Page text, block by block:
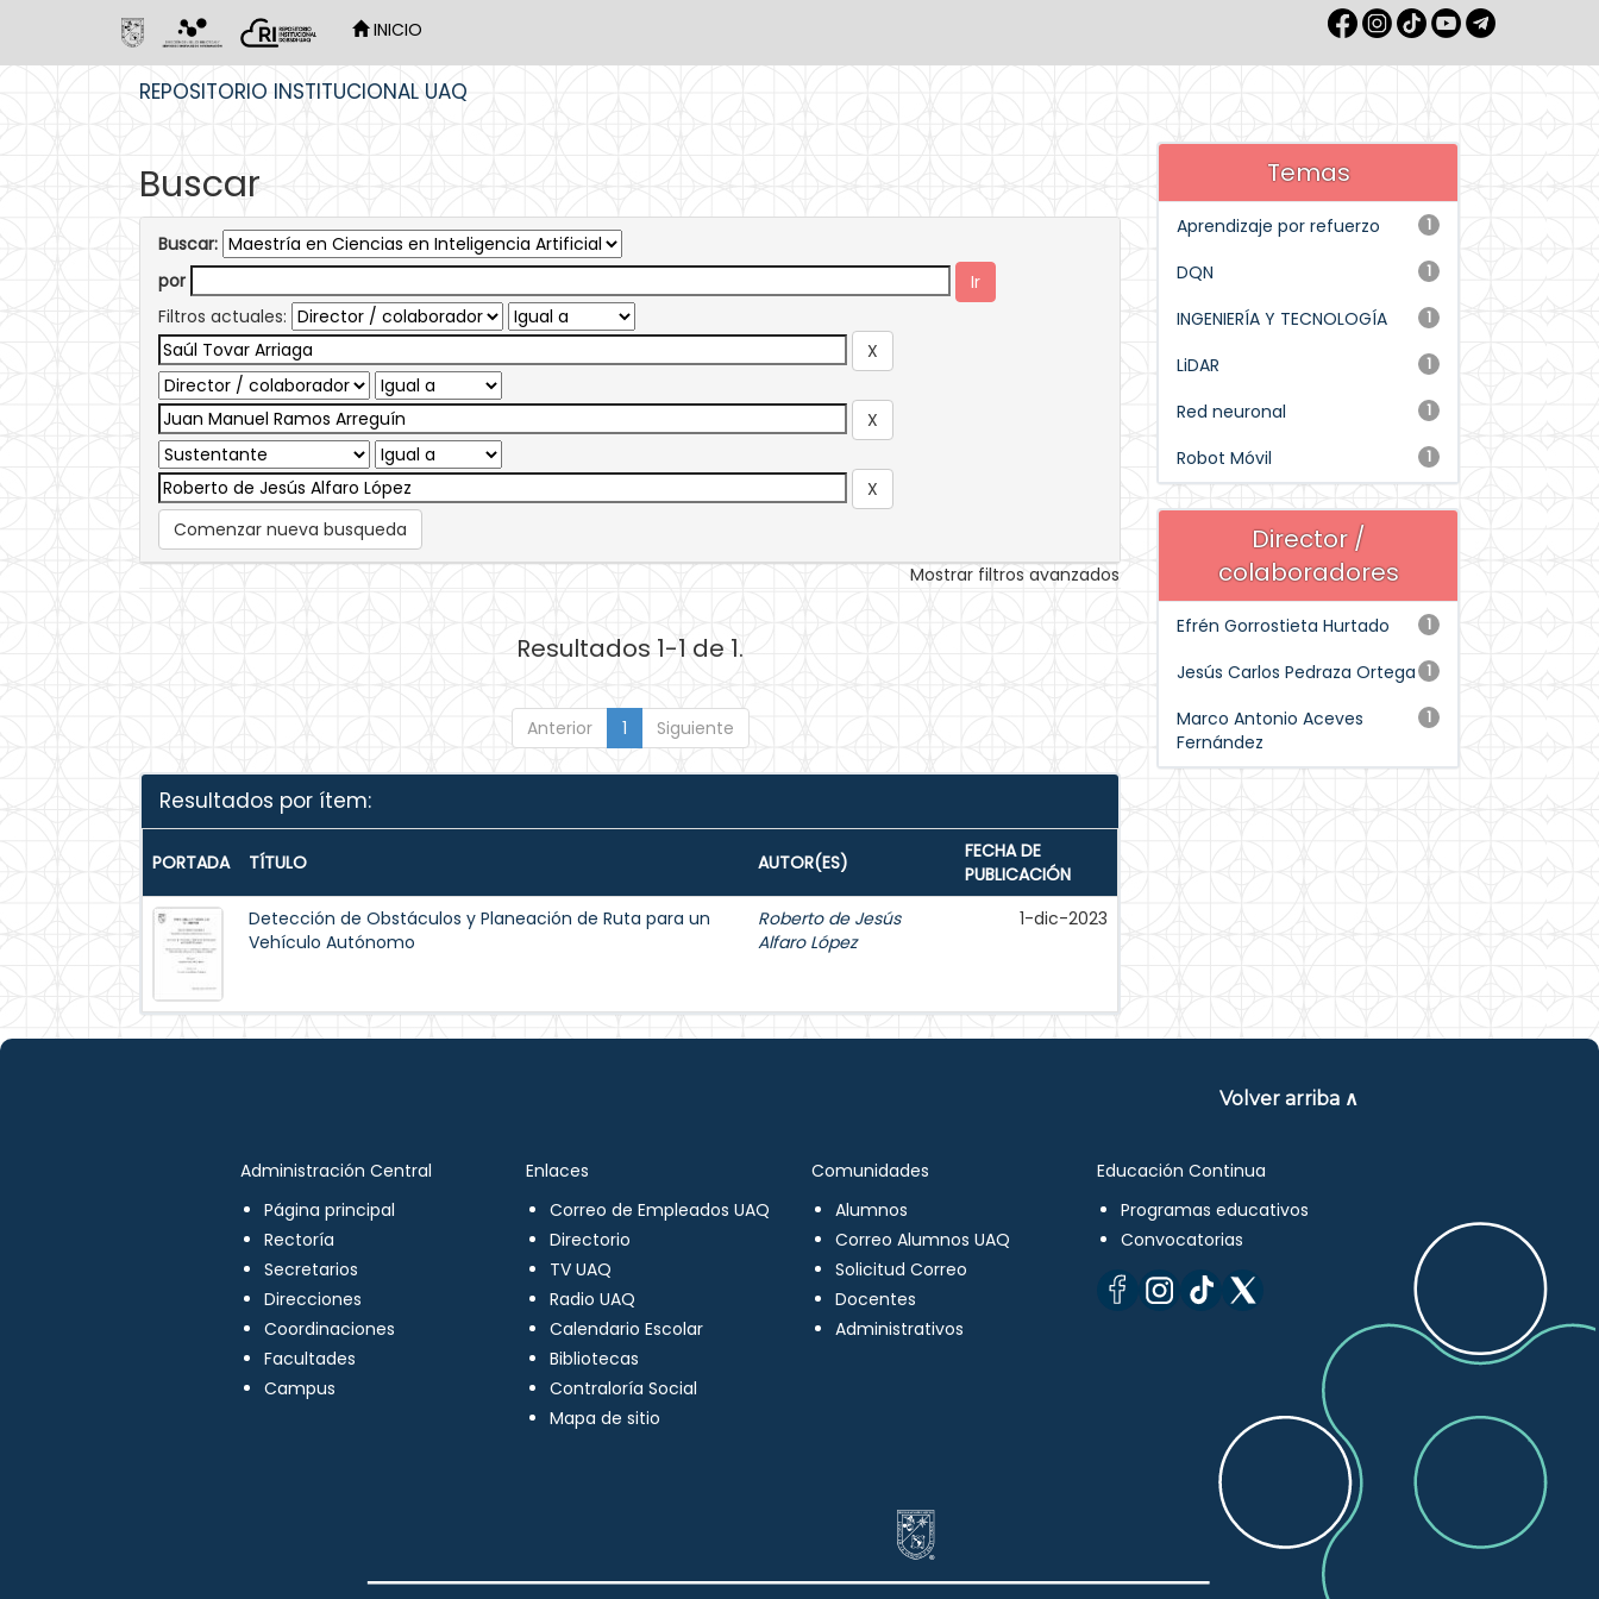
INICIO
REPOSITORIO INSTITUCIONAL UAQ
Buscar
Buscar:
por
Filtros actuales:
Comenzar nueva busqueda
Mostrar filtros avanzados
Resultados 1-1 de 1.
Anterior 1 Siguiente
Resultados por ítem:
PORTADA TÍTULO AUTOR(ES)
FECHA DE
PUBLICACIÓN
Detección de Obstáculos y Planeación de Ruta para un
Vehículo Autónomo
Roberto de Jesús
Alfaro López
1-dic-2023
Temas
1
Aprendizaje por refuerzo
1
DQN
1
INGENIERÍA Y TECNOLOGÍA
1
LiDAR
1
Red neuronal
1
Robot Móvil
Director /
colaboradores
1
Efrén Gorrostieta Hurtado
1
Jesús Carlos Pedraza Ortega
1
Marco Antonio Aceves
Fernández
Volver arriba ∧
Administración Central
Página principal
Rectoría
Secretarios
Direcciones
Coordinaciones
Facultades
Campus
Enlaces
Correo de Empleados UAQ
Directorio
TV UAQ
Radio UAQ
Calendario Escolar
Bibliotecas
Contraloría Social
Mapa de sitio
Comunidades
Alumnos
Correo Alumnos UAQ
Solicitud Correo
Docentes
Administrativos
Educación Continua
Programas educativos
Convocatorias